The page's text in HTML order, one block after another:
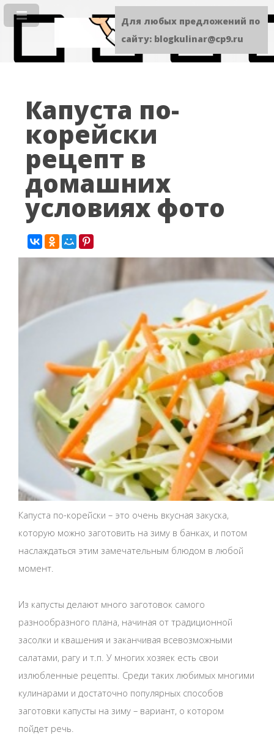
Капуста по-
корейски
рецепт в
домашних
условиях фото
Капуста по-корейски – это очень вкусная закуска,
которую можно заготовить на зиму в банках, и потом
наслаждаться этим замечательным блюдом в любой
момент.
Из капусты делают много заготовок самого
разнообразного плана, начиная от традиционной
засолки и квашения и заканчивая всевозможными
салатами, рагу и т.п. У многих хозяек есть свои
излюбленные рецепты. Среди таких любимых многими
кулинарами и достаточно популярных способов
заготовки капусты на зиму – вариант, о котором
пойдет речь.
Для любых предложений по
сайту: blogkulinar@cp9.ru